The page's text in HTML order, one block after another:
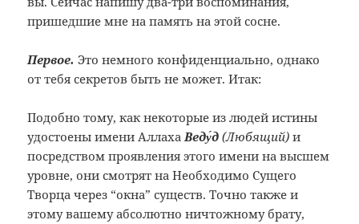
пришедшие мне на память на этой сосне.
Первое. Это немного конфиденциально, однако
от тебя секретов быть не может. Итак:
Подобно тому, как некоторые из людей истины
удостоены имени АллахаВеду́д (Любящий) и
посредством проявления этого имени на высшем
уровне, они смотрят на Необходимо Сущего
Творца через “окна” существ. Точно также и
этому вашему абсолютно ничтожному брату,